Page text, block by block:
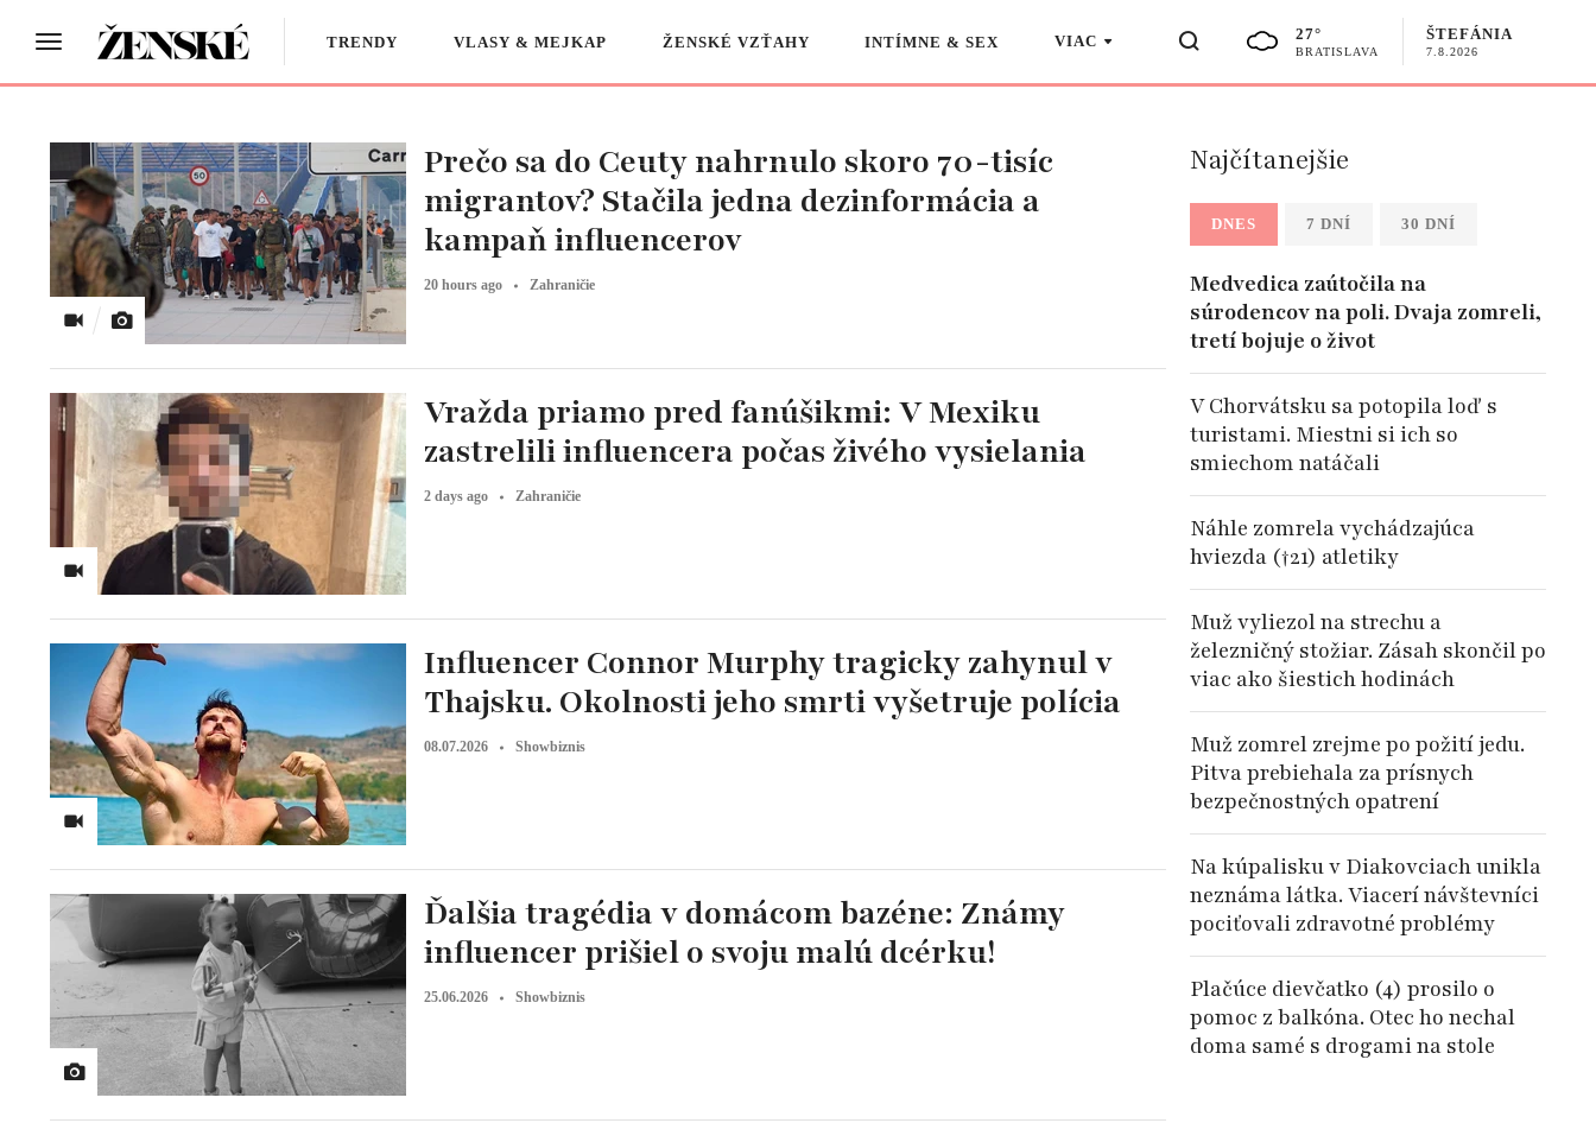
TRENDY VLASY & MEJKAP ŽENSKÉ VZŤAHY INTÍMNE & SEX VIAC 27°
BRATISLAVA
ŠTEFÁNIA
7.8.2026
Prečo sa do Ceuty nahrnulo skoro 70-tisíc
migrantov? Stačila jedna dezinformácia a
kampaň influencerov
20 hours ago Zahraničie
Vražda priamo pred fanúšikmi: V Mexiku
zastrelili influencera počas živého vysielania
2 days ago Zahraničie
Influencer Connor Murphy tragicky zahynul v
Thajsku. Okolnosti jeho smrti vyšetruje polícia
08.07.2026 Showbiznis
Ďalšia tragédia v domácom bazéne: Známy
influencer prišiel o svoju malú dcérku!
25.06.2026 Showbiznis
Najčítanejšie
DNES 7 DNÍ 30 DNÍ
Medvedica zaútočila na
súrodencov na poli. Dvaja zomreli,
tretí bojuje o život
V Chorvátsku sa potopila loď s
turistami. Miestni si ich so
smiechom natáčali
Náhle zomrela vychádzajúca
hviezda (†21) atletiky
Muž vyliezol na strechu a
železničný stožiar. Zásah skončil po
viac ako šiestich hodinách
Muž zomrel zrejme po požití jedu.
Pitva prebiehala za prísnych
bezpečnostných opatrení
Na kúpalisku v Diakovciach unikla
neznáma látka. Viacerí návštevníci
pociťovali zdravotné problémy
Plačúce dievčatko (4) prosilo o
pomoc z balkóna. Otec ho nechal
doma samé s drogami na stole